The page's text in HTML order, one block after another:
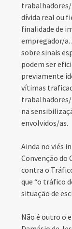
trabalhadores/
dívida real ou
finalidade de
empregador/a.
sobre sinais
podem ser
previamente
vítimas
trabalhadores/
na
envolvidos/as.
Ainda no viés
Convenção do
contra o
que “o tráfico
situação de
Não é outro o